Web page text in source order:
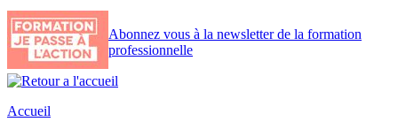
Abonnez vous à la newsletter de la formation
professionnelle
Accueil